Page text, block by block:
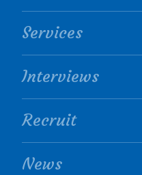
Services
Interviews
Recruit
News